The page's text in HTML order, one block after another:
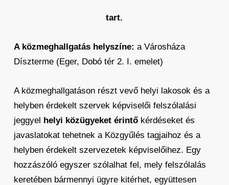
tart.
A közmeghallgatás helyszíne: a Városháza
Díszterme (Eger, Dobó tér 2. I. emelet)
A közmeghallgatáson részt vevő helyi lakosok és a
helyben érdekelt szervek képviselői felszólalási
jeggyel helyi közügyeket érintőkérdéseket és
javaslatokat tehetnek a Közgyűlés tagjaihoz és a
helyben érdekelt szervezetek képviselőihez. Egy
hozzászóló egyszer szólalhat fel, mely felszólalás
keretében bármennyi ügyre kitérhet, együttesen